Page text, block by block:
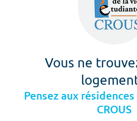
Vous ne
Pensez aux
CROUS